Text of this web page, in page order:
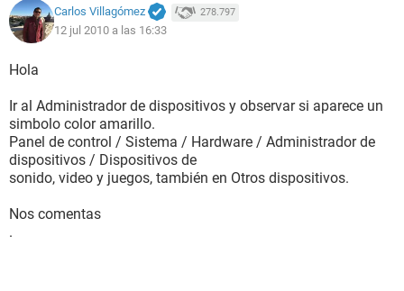
Carlos Villagómez 278.797
12 jul 2010 a las 16:33
Hola
Ir al Administrador de dispositivos y observar si aparece un
simbolo color amarillo.
Panel de control / Sistema / Hardware / Administrador de
dispositivos / Dispositivos de
sonido, video y juegos, también en Otros dispositivos.
Nos comentas
.